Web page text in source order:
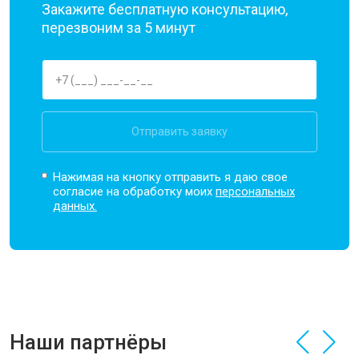
Закажите бесплатную консультацию,
перезвоним за 5 минут
Отправить заявку
Нажимая на кнопку отправить я даю свое
согласие на обработку моихперсональных
данных.
Наши партнёры